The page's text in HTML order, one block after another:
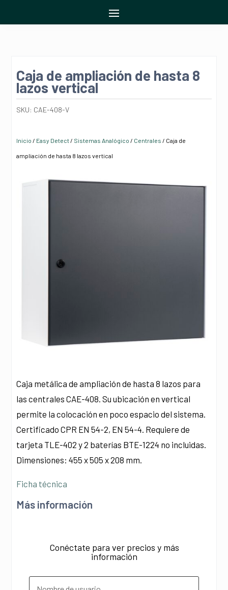
Caja de ampliación de hasta 8
lazos vertical
SKU: CAE-408-V
Inicio / Easy Detect/ Sistemas Analógico / Centrales / Caja de
ampliación de hasta 8 lazos vertical
Caja metálica de ampliación de hasta 8 lazos para
las centrales CAE-408. Su ubicación en vertical
permite la colocación en poco espacio del sistema.
Certificado CPR EN 54-2, EN 54-4. Requiere de
tarjeta TLE-402 y 2 baterías BTE-1224 no incluidas.
Dimensiones: 455 x 505 x 208 mm.
Ficha técnica
Más información
Conéctate para ver precios y más
información